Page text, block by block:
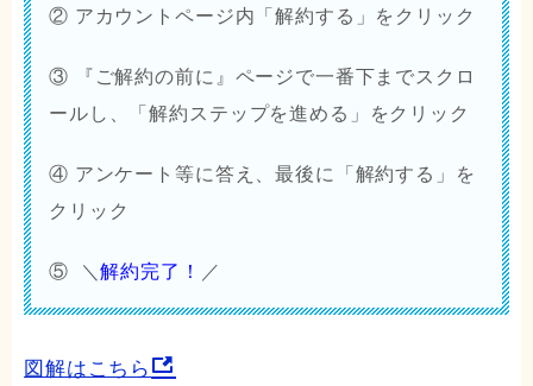
② アカウントページ内「解約する 」をクリック
③ 『 ご解約の前に』 ページで一番下までスクロ
ールし、「解約ステップを進める 」をクリック
④ アンケート等に答え、最後に「解約する」を
クリック
⑤ ＼解約完了！ ／
図解はこちら